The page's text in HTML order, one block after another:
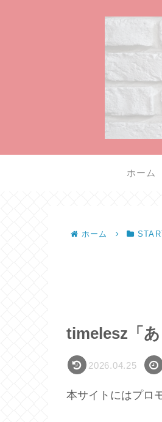
ホーム
ホーム
timelesz「
2026.04.25
本サイトにはプロ